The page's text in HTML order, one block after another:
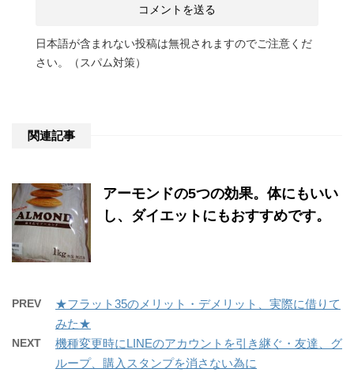
日本語が含まれない投稿は無視されますのでご注意くだ
さい。（スパム対策）
関連記事
アーモンドの5つの効果。体にもいい
し、ダイエットにもおすすめです。
PREV
★フラット35のメリット・デメリット、実際に借りて
みた★
NEXT
機種変更時にLINEのアカウントを引き継ぐ・友達、グ
ループ、購入スタンプを消さない為に